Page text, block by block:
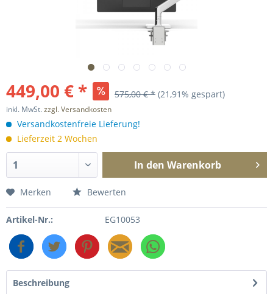
449,00 € * 575,00 € * (21,91% gespart)
inkl. MwSt.zzgl. Versandkosten
Versandkostenfreie Lieferung!
Lieferzeit 2 Wochen
In den Warenkorb
Merken Bewerten
Artikel-Nr.: EG10053
Beschreibung